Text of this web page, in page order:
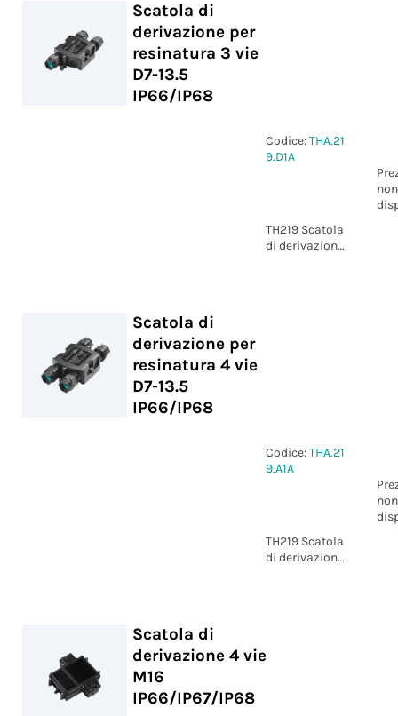
Scatola di
derivazione per
resinatura 3 vie
D7-13.5
IP66/IP68
Codice:THA.21
9.D1A
non
TH219 Scatola
di derivazione
Scatola di
derivazione per
resinatura 4 vie
D7-13.5
IP66/IP68
Codice:THA.21
9.A1A
non
TH219 Scatola
di derivazione
Scatola di
derivazione 4 vie
M16
IP66/IP67/IP68